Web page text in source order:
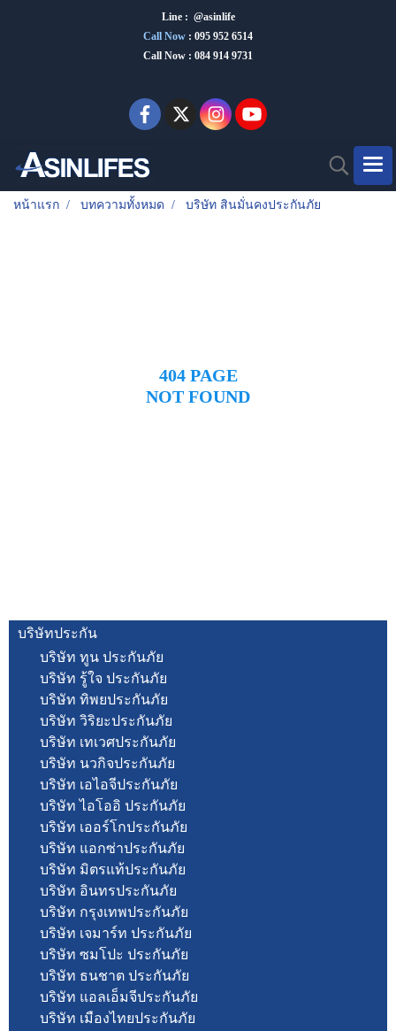
Line : @asinlife
Call Now : 095 952 6514
Call Now : 084 914 9731
หน้าแรก บทความทั้งหมด บริษัท สินมั่นคงประกันภัย
404 PAGE
NOT FOUND
บริษัทประกัน
บริษัท ทูน ประกันภัย
บริษัท รู้ใจ ประกันภัย
บริษัท ทิพยประกันภัย
บริษัท วิริยะประกันภัย
บริษัท เทเวศประกันภัย
บริษัท นวกิจประกันภัย
บริษัท เอไอจีประกันภัย
บริษัท ไอโออิ ประกันภัย
บริษัท เออร์โกประกันภัย
บริษัท แอกซ่าประกันภัย
บริษัท มิตรแท้ประกันภัย
บริษัท อินทรประกันภัย
บริษัท กรุงเทพประกันภัย
บริษัท เจมาร์ท ประกันภัย
บริษัท ซมโปะ ประกันภัย
บริษัท ธนชาต ประกันภัย
บริษัท แอลเอ็มจีประกันภัย
บริษัท เมืองไทยประกันภัย